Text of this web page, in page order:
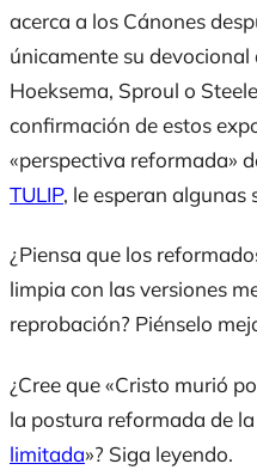
acerca a los Cánones
únicamente su
Hoeksema, Sproul o
confirmación de estos
«perspectiva reformada»
TULIP, le esperan algunas
¿Piensa que los
limpia con las versiones
reprobación? Piénselo
¿Cree que «Cristo murió
la postura reformada de
limitada»? Siga leyendo.